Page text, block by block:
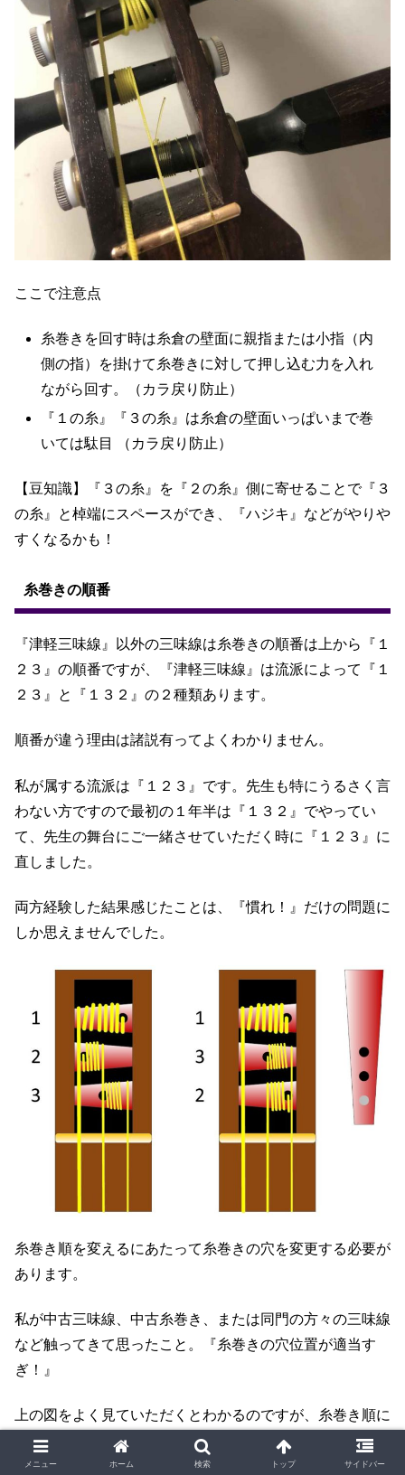
ここで注意点
糸巻きを回す時は糸倉の壁面に親指または小指（内
側の指）を掛けて糸巻きに対して押し込む力を入れ
ながら回す。（カラ戻り防止）
『１の糸』『３の糸』は糸倉の壁面いっぱいまで巻
いては駄目 （カラ戻り防止）
【豆知識】『３の糸』を『２の糸』側に寄せることで『３
の糸』と棹端にスペースができ、『ハジキ』などがやりや
すくなるかも！
糸巻きの順番
『津軽三味線』以外の三味線は糸巻きの順番は上から『１
２３』の順番ですが、『津軽三味線』は流派によって『１
２３』と『１３２』の２種類あります。
順番が違う理由は諸説有ってよくわかりません。
私が属する流派は『１２３』です。先生も特にうるさく言
わない方ですので最初の１年半は『１３２』でやってい
て、先生の舞台にご一緒させていただく時に『１２３』に
直しました。
両方経験した結果感じたことは、『慣れ！』だけの問題に
しか思えませんでした。
糸巻き順を変えるにあたって糸巻きの穴を変更する必要が
あります。
私が中古三味線、中古糸巻き、または同門の方々の三味線
など触ってきて思ったこと。『糸巻きの穴位置が適当す
ぎ！』
上の図をよく見ていただくとわかるのですが、糸巻き順に
関わらず、糸巻きの先端側（細い方）に穴をあける必要は
無いのです。
メニュー ホーム 検索 トップ サイドバー